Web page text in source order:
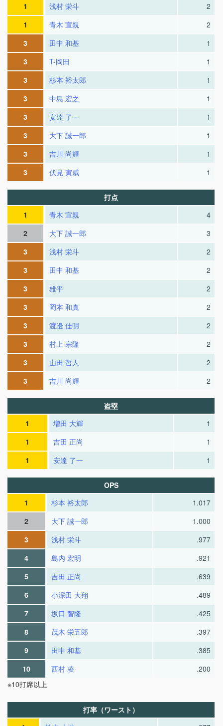
1
浅村 栄斗
2
1
青木 宣親
2
3
田中 和基
1
3
T-岡田
1
3
杉本 裕太郎
1
3
中島 宏之
1
3
安達 了一
1
3
大下 誠一郎
1
3
吉川 尚輝
1
3
伏見 寅威 1
打点
1
青木 宣親
4
2
大下 誠一郎
3
3
浅村 栄斗
2
3
田中 和基
2
3
雄平
2
3
岡本 和真
2
3
渡邊 佳明
2
3
村上 宗隆
2
3
山田 哲人
2
3
吉川 尚輝 2
盗塁
1
増田 大輝
1
1
吉田 正尚
1
1
安達 了一 1
OPS
1
杉本 裕太郎
1.017
2
大下 誠一郎
1.000
3
浅村 栄斗
.977
4
島内 宏明
.921
5
吉田 正尚
.639
6
小深田 大翔
.489
7
坂口 智隆
.425
8
茂木 栄五郎
.397
9
田中 和基
.385
10
西村 凌
.200
※10打席以上
打率（ワースト）